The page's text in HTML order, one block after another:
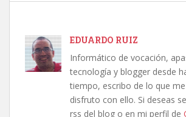
EDUARDO RUIZ
Informático de vocación,
tecnología y blogger desde
tiempo, escribo de lo que
disfruto con ello. Si deseas
rss del blog o en mi perfil de